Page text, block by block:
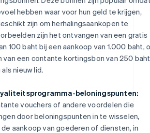
hebben waar voor hun geld te krijgen,
zijn om herhalingsaankopen te
zijn het ontvangen van een gratis
100 baht bij een aankoop van 1.000 baht,
van een contante kortingsbon van 250 baht
nieuw lid.
beloningspunten:
vouchers of andere voordelen die
door beloningspunten in te wisselen,
aankoop van goederen of diensten, in